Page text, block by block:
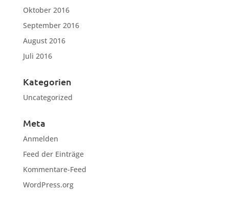
Oktober 2016
September 2016
August 2016
Juli 2016
Kategorien
Uncategorized
Meta
Anmelden
Feed der Einträge
Kommentare-Feed
WordPress.org